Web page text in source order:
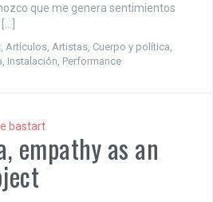
que me genera sentimientos
Artículos Artistas Cuerpo y política
Instalación Performance
empathy as an